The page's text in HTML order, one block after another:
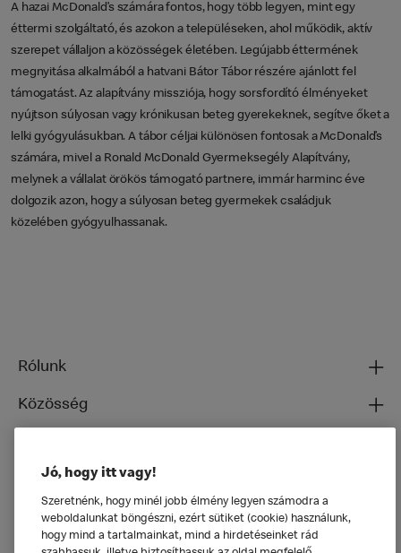
A hazai McDonald’s számára fontos, hogy több legyen, mint egy
éttermi szolgáltató, és azokon a településeken, ahol működik, aktív
szerepet vállaljon a közösségek életében. Legújabb éttermének
megnyitása alkalmából a hatvani Bátor Tábor részére ajánlott fel
támogatást. Az alapítvány missziója, hogy sorsfordító élményeket
nyújtson súlyosan vagy krónikusan beteg gyerekeknek, segítve őket a
lelki gyógyulásukban. A tábor céljai különösen fontosak a McDonald’s
számára, mivel a Ronald McDonald Gyermeksegély Alapítvány,
melynek a vállalat örökös támogató partnere, immár harminc éve
dolgozik azon, hogy a súlyosan beteg gyermekek családjuk
közelében gyógyulhassanak.
Rólunk
Közösség
Általános
Jó, hogy itt vagy!
Szeretnénk, hogy minél jobb élmény legyen számodra a
weboldalunkat böngészni, ezért sütiket (cookie) használunk,
hogy mind a tartalmainkat, mind a hirdetéseinket rád